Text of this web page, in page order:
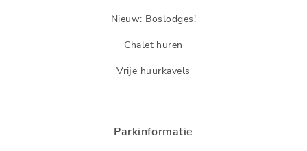
Nieuw: Boslodges!
Chalet huren
Vrije huurkavels
Parkinformatie